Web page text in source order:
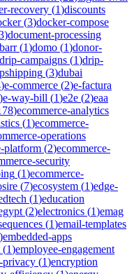
recovery (1)discounts
(3)docker-compose
)document-processing
(1)domo (1)donor-
drip-campaigns (1)drip-
(3)dubai
)e-commerce (2)e-factura
)e-way-bill (1)e2e (2)eaa
)ecommerce-analytics
(1)ecommerce-
operations
platform (2)ecommerce-
security
(1)ecommerce-
(7)ecosystem (1)edge-
(1)education
(2)electronics (1)emag
(1)email-templates
)embedded-apps
(1)employee-engagement
privacy (1)encryption